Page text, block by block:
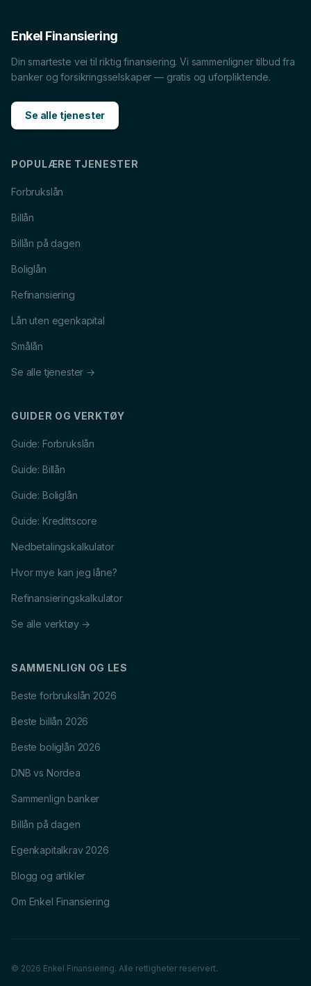
Enkel Finansiering
Din smarteste vei til riktig finansiering. Vi sammenligner tilbud fra
banker og forsikringsselskaper — gratis og uforpliktende.
Se alle tjenester
POPULÆRE TJENESTER
Forbrukslån
Billån
Billån på dagen
Boliglån
Refinansiering
Lån uten egenkapital
Smålån
Se alle tjenester →
GUIDER OG VERKTØY
Guide: Forbrukslån
Guide: Billån
Guide: Boliglån
Guide: Kredittscore
Nedbetalingskalkulator
Hvor mye kan jeg låne?
Refinansieringskalkulator
Se alle verktøy →
SAMMENLIGN OG LES
Beste forbrukslån 2026
Beste billån 2026
Beste boliglån 2026
DNB vs Nordea
Sammenlign banker
Billån på dagen
Egenkapitalkrav 2026
Blogg og artikler
Om Enkel Finansiering
© 2026 Enkel Finansiering. Alle rettigheter reservert.